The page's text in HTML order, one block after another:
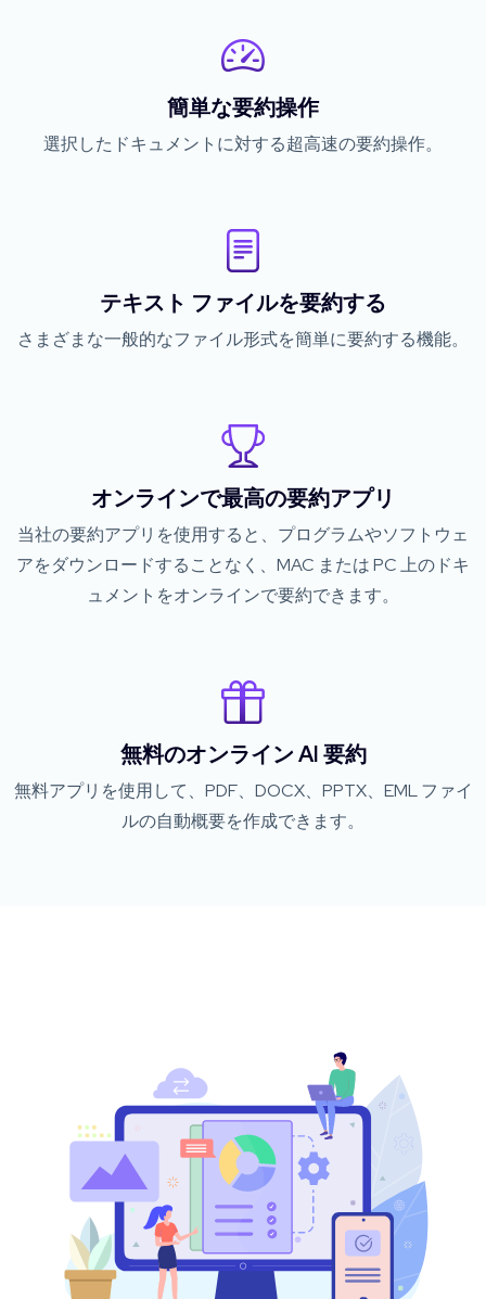
簡単な要約操作
選択したドキュメントに対する超高速の要約操作。
テキスト ファイルを要約する
さまざまな一般的なファイル形式を簡単に要約する機能。
オンラインで最高の要約アプリ
当社の要約アプリを使用すると、プログラムやソフトウェ
アをダウンロードすることなく、MAC または PC 上のドキ
ュメントをオンラインで要約できます。
無料のオンライン AI 要約
無料アプリを使用して、PDF、DOCX、PPTX、EML ファイ
ルの自動概要を作成できます。